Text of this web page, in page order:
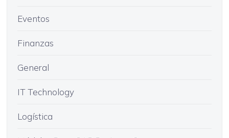
Eventos
Finanzas
General
IT Technology
Logística